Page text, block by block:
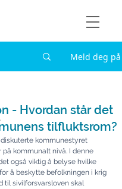
Meld deg på
- Hvordan står det
tilfluktsrom?
kommunestyret
på kommunalt nivå. I denne
også viktig å belyse hvilke
å beskytte befolkningen i krig
til sivilforsvarsloven skal